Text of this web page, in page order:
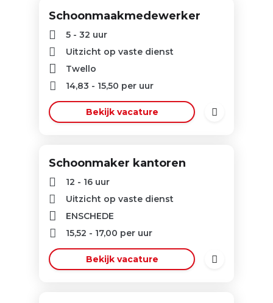
Schoonmaakmedewerker
5 - 32 uur
Uitzicht op vaste dienst
Twello
14,83 - 15,50 per uur
Bekijk vacature
Schoonmaker kantoren
12 - 16 uur
Uitzicht op vaste dienst
ENSCHEDE
15,52 - 17,00 per uur
Bekijk vacature